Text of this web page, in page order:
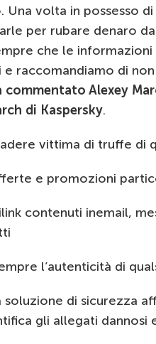
Una volta in possesso
per rubare denaro
che le
raccomandiamo di
commentato Alexey
di Kaspersky.
vittima di truffe di
e promozioni
contenuti inemail,
l’autenticità di
soluzione di sicurezza
gli allegati dannosi